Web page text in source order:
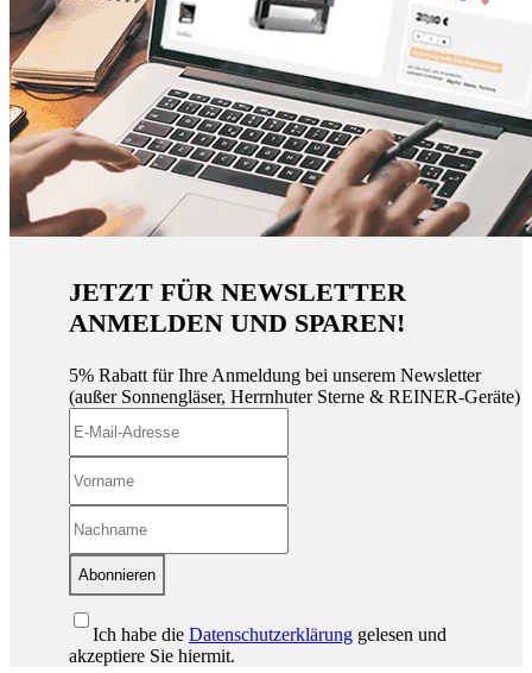
JETZT FÜR NEWSLETTER
ANMELDEN UND SPAREN!
5% Rabatt für Ihre Anmeldung bei unserem Newsletter
(außer Sonnengläser, Herrnhuter Sterne & REINER-Geräte)
Abonnieren
Ich habe die Datenschutzerklärung gelesen und
akzeptiere Sie hiermit.